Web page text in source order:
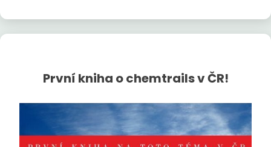
První kniha o chemtrails v ČR!